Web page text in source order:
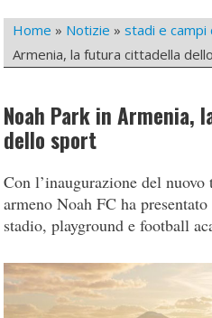
Home » Notizie »stadi e campi
Armenia, la futura cittadella
Noah Park in
dello sport
Con l’inaugurazione del
armeno Noah FC ha
stadio, playground e football